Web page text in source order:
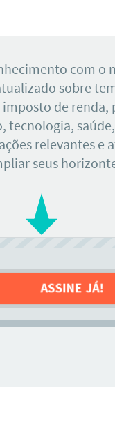
com o
sobre
de renda,
tecnologia,
relevantes e
seus